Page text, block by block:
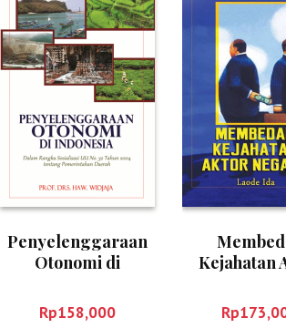
Penyelenggaraan
Otonomi di
Widjaya
Rp158,000
Kejahatan
Rp